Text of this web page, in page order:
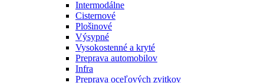
Intermodálne
Cisternové
Plošinové
Výsypné
Vysokostenné a kryté
Preprava automobilov
Infra
Preprava oceľových zvitkov